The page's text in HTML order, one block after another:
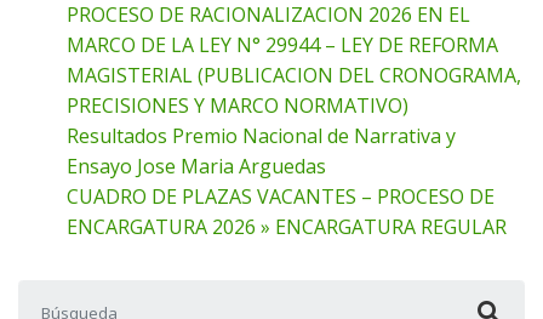
PROCESO DE RACIONALIZACION 2026 EN EL
MARCO DE LA LEY N° 29944 – LEY DE REFORMA
MAGISTERIAL (PUBLICACION DEL CRONOGRAMA,
PRECISIONES Y MARCO NORMATIVO)
Resultados Premio Nacional de Narrativa y
Ensayo Jose Maria Arguedas
CUADRO DE PLAZAS VACANTES – PROCESO DE
ENCARGATURA 2026 » ENCARGATURA REGULAR